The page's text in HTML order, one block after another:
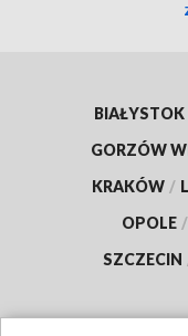
BIAŁYSTOK
GORZÓW
KRAKÓW /
OPOLE /
SZCZECIN